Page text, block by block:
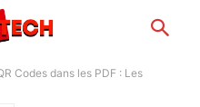
Codes dans les PDF : Les